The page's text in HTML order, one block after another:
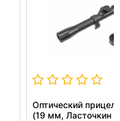
Оптический прицел
(19 мм, Ласточкин